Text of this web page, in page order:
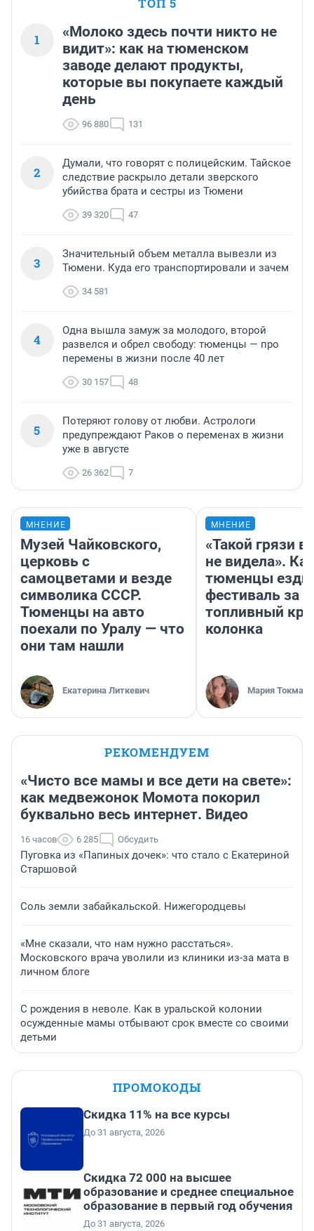
1
«Молоко здесь почти никто не
видит»: как на тюменском
заводе делают продукты,
которые вы покупаете каждый
день
96 880 131
2
Думали, что говорят с полицейским. Тайское
следствие раскрыло детали зверского
убийства брата и сестры из Тюмени
39 320 47
3
Значительный объем металла вывезли из
Тюмени. Куда его транспортировали и зачем
34 581
4
Одна вышла замуж за молодого, второй
развелся и обрел свободу: тюменцы — про
перемены в жизни после 40 лет
30 157 48
5
Потеряют голову от любви. Астрологи
предупреждают Раков о переменах в жизни
уже в августе
26 362 7
МНЕНИЕ
Музей Чайковского,
церковь с
самоцветами и везде
символика СССР.
Тюменцы на авто
поехали по Уралу — что
они там нашли
Екатерина Литкевич
МНЕНИЕ
«Такой грязи
не видела».
тюменцы
фестиваль за
топливный
колонка
Мария
РЕКОМЕНДУЕМ
«Чисто все мамы и все дети на свете»:
как медвежонок Момота покорил
буквально весь интернет. Видео
16 часов 6 285 Обсудить
Пуговка из «Папиных дочек»: что стало с Екатериной
Старшовой
Соль земли забайкальской. Нижегородцевы
«Мне сказали, что нам нужно расстаться».
Московского врача уволили из клиники из-за мата в
личном блоге
С рождения в неволе. Как в уральской колонии
осужденные мамы отбывают срок вместе со своими
детьми
ПРОМОКОДЫ
Скидка 11% на все курсы
До 31 августа, 2026
Скидка 72 000 на высшее
образование и среднее специальное
образование в первый год обучения
До 31 августа, 2026